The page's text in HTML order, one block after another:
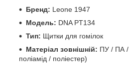
Бренд: Leone 1947
Модель: DNA PT134
Тип: Щитки для гомілок
Матеріал зовнішній: ПУ / ПА /
поліамід / поліестер)